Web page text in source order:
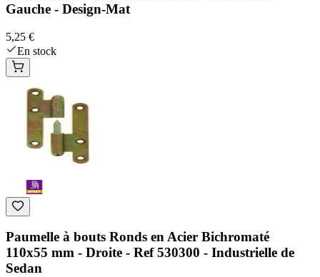
Gauche - Design-Mat
5,25 €
En stock
Paumelle à bouts Ronds en Acier Bichromaté
110x55 mm - Droite - Ref 530300 - Industrielle de
Sedan